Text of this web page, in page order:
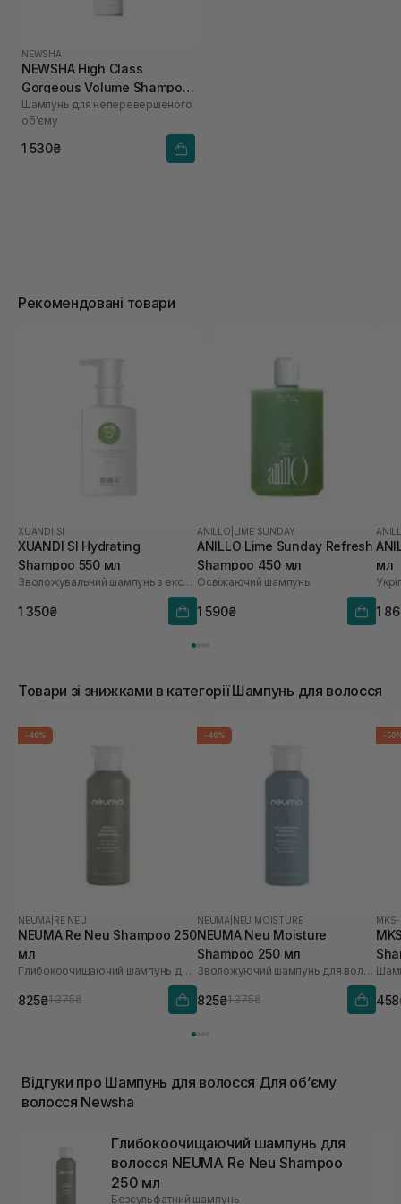
NEWSHA
NEWSHA High Class
Gorgeous Volume Shampoo
250 мл
Шампунь для неперевершеного
об'єму
1 530₴
Рекомендовані товари
XUANDI SI
XUANDI SI Hydrating
Shampoo 550 мл
Зволожувальний шампунь з екстрактом зерна
1 350₴
ANILLO LIME SUNDAY
ANILLO Lime Sunday Refresh
Shampoo 450 мл
Освіжаючий шампунь
1 590₴
мл
1
Товари зі знижками в категорії Шампунь для волосся
-40%
NEUMA RE NEU
NEUMA Re Neu Shampoo 250
мл
Глибокоочищаючий шампунь для волосся
825₴1 375₴
-40%
NEUMA NEU MOISTURE
NEUMA Neu Moisture
Shampoo 250 мл
Зволожуючий шампунь для волосся
825₴1 375₴
-
Відгуки про Шампунь для волосся Для обʼєму
волосся Newsha
Глибокоочищаючий шампунь для
волосся NEUMA Re Neu Shampoo
250 мл
Безсульфатний шампунь